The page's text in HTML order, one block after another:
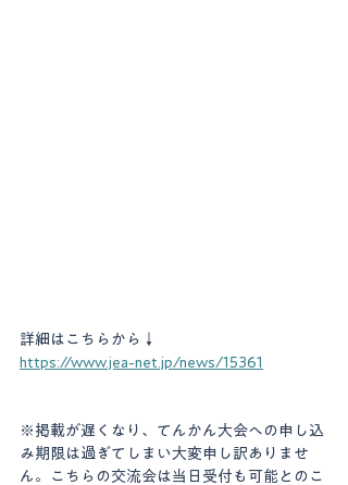
詳細はこちらから↓
https://www.jea-net.jp/news/15361
※掲載が遅くなり、てんかん大会への申し込
み期限は過ぎてしまい大変申し訳ありませ
ん。こちらの交流会は当日受付も可能とのこ